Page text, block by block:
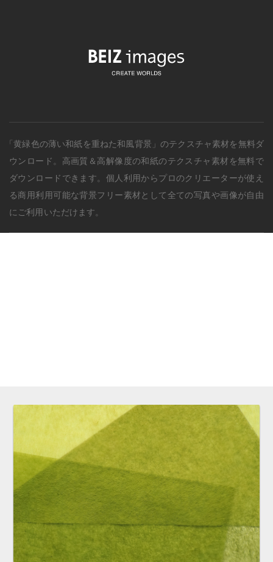
「黄緑色の薄い和紙を重ねた和風背景」のテクスチャ素材を無料ダ
ウンロード。 高画質＆高解像度の和紙のテクスチャ素材を無料で
ダウンロードできます。個人利用からプロのクリエーターが使え
る商用利用可能な背景フリー素材として全ての写真や画像が自由
にご利用いただけます。